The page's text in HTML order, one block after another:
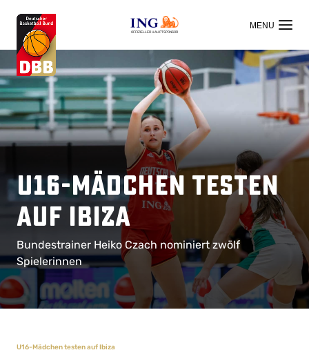
OFFIZIELLER HAUPTSPONSOR
U16-Mädchen testen
auf Ibiza
Bundestrainer Heiko Czach nominiert zwölf
Spielerinnen
U16-Mädchen testen auf Ibiza